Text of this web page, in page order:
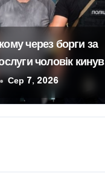
чоловік кинув
підприємства
Сер 7, 2026